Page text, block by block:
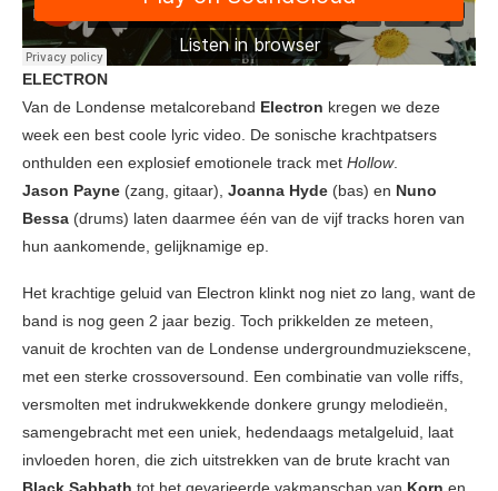
ELECTRON
Van de Londense metalcoreband Electron kregen we deze
week een best coole lyric video. De sonische krachtpatsers
onthulden een explosief emotionele track met Hollow.
Jason Payne (zang, gitaar), Joanna Hyde (bas) en Nuno
Bessa (drums) laten daarmee één van de vijf tracks horen van
hun aankomende, gelijknamige ep.
Het krachtige geluid van Electron klinkt nog niet zo lang, want de
band is nog geen 2 jaar bezig. Toch prikkelden ze meteen,
vanuit de krochten van de Londense undergroundmuziekscene,
met een sterke crossoversound. Een combinatie van volle riffs,
versmolten met indrukwekkende donkere grungy melodieën,
samengebracht met een uniek, hedendaags metalgeluid, laat
invloeden horen, die zich uitstrekken van de brute kracht van